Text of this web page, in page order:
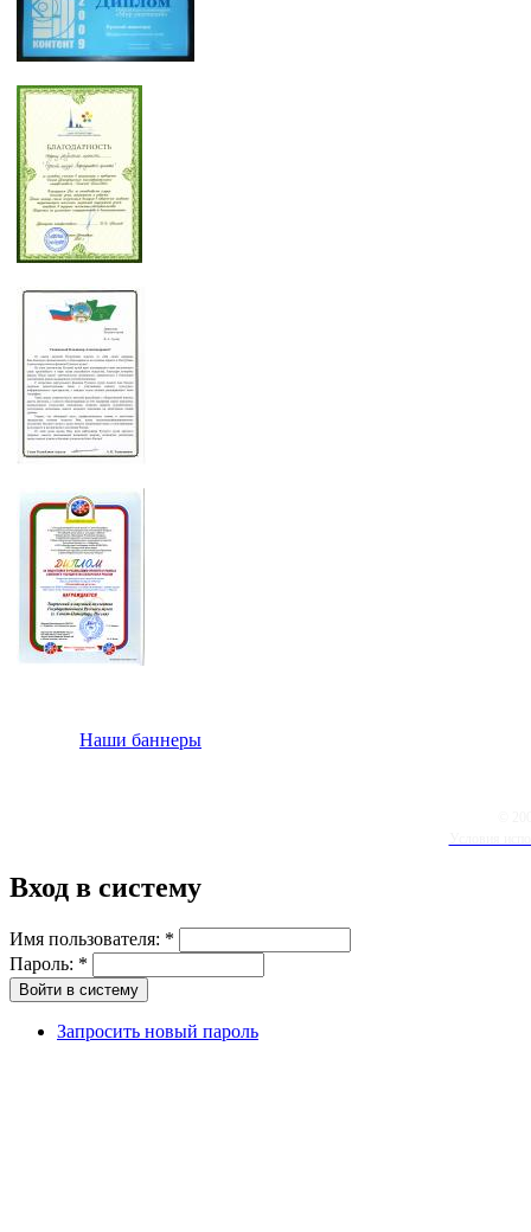
Наши баннеры
Вход в систему
Имя пользователя: *
Пароль: *
Запросить новый пароль